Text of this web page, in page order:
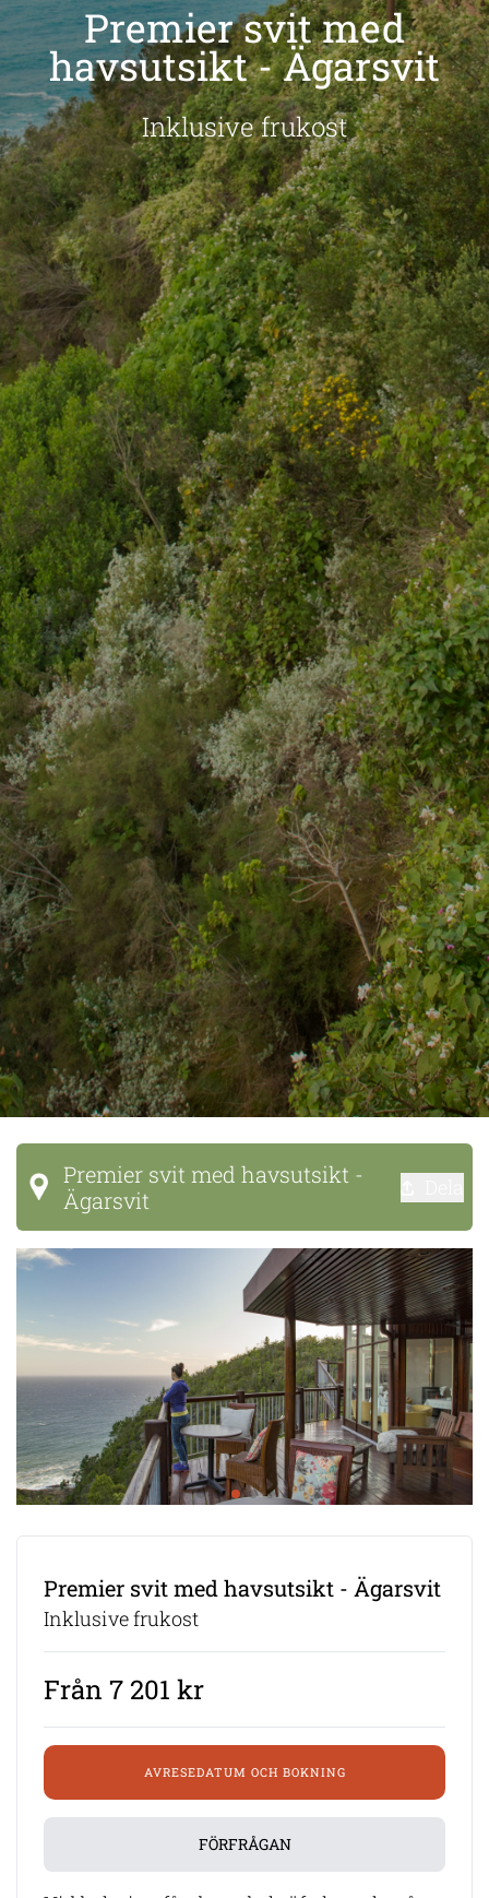
Premier svit med
havsutsikt - Ägarsvit
Inklusive frukost
Premier svit med havsutsikt -
Ägarsvit
Premier svit med havsutsikt - Ägarsvit
Inklusive frukost
Från 7 201 kr
AVRESEDATUM OCH BOKNING
FÖRFRÅGAN